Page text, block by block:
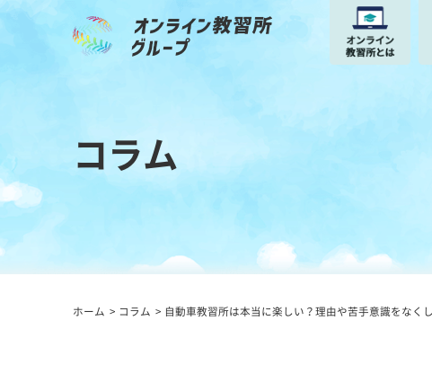
コラム
ホーム コラム 自動車教習所は本当に楽しい？理由や苦手意識をなく